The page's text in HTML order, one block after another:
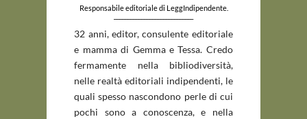
Responsabile editoriale di LeggIndipendente.
_____________________________
32 anni, editor, consulente editoriale
e mamma di Gemma e Tessa. Credo
fermamente nella bibliodiversità,
nelle realtà editoriali indipendenti, le
quali spesso nascondono perle di cui
pochi sono a conoscenza, e nella